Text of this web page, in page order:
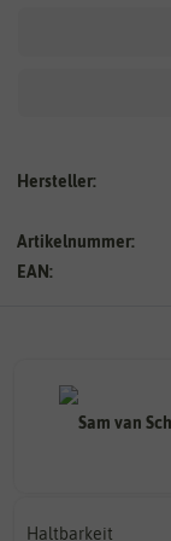
Hersteller:
Artikelnummer:
EAN:
Haltbarkeit